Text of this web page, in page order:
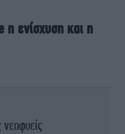
ενίσχυση και η